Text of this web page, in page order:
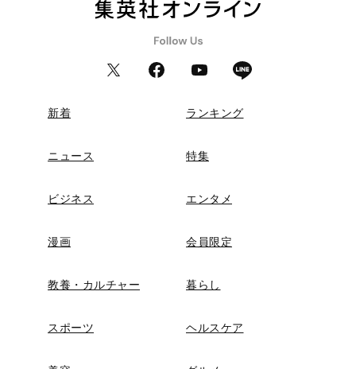
新着 ランキング
ニュース 特集
ビジネス エンタメ
漫画 会員限定
教養・カルチャー 暮らし
スポーツ ヘルスケア